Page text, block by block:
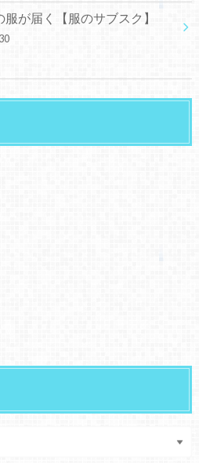
服が届く【服のサブスク】